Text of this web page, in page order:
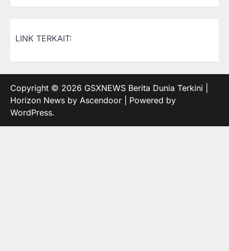
LINK TERKAIT:
Copyright © 2026 GSXNEWS Berita Dunia Terkini
Horizon News by Ascendoor | Powered by
WordPress.